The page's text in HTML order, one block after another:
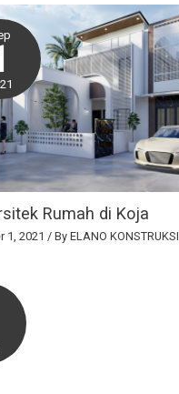
Rumah di Koja
1, 2021 / By ELANO KONSTRUKSI